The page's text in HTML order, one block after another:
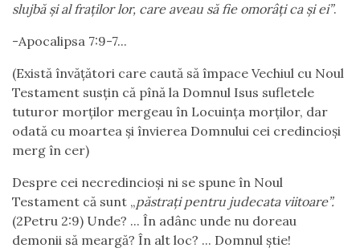
slujbă și al fraților lor, care aveau să fie omorâți ca și ei”.
-Apocalipsa 7:9-7...
(Există învățători care caută să împace Vechiul cu Noul
Testament susțin că pînă la Domnul Isus sufletele
tuturor morților mergeau în Locuința morților, dar
odată cu moartea și învierea Domnului cei credincioși
merg în cer)
Despre cei necredincioși ni se spune în Noul
Testament că sunt „păstrați pentru judecata viitoare”.
(2Petru 2:9) Unde? ... În adânc unde nu doreau
demonii să meargă? În alt loc? ... Domnul știe!